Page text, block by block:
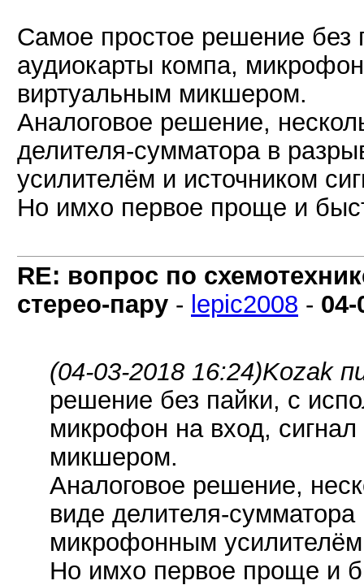
Самое простое решение без
аудиокарты компа,
виртуальным микшером.
Аналоговое решение,
делителя-сумматора в
усилителём и источником
Но имхо первое проще и
RE: вопрос по
стерео-пару - lepic2008 - 04-
(04-03-2018 16:24)Kozak
решение без пайки, с
микрофон на вход,
микшером.
Аналоговое решение,
виде делителя-
микрофонным усилителём
Но имхо первое проще и